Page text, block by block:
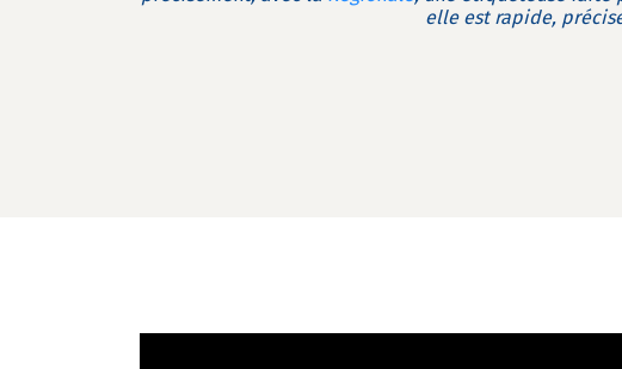
elle est rapide,